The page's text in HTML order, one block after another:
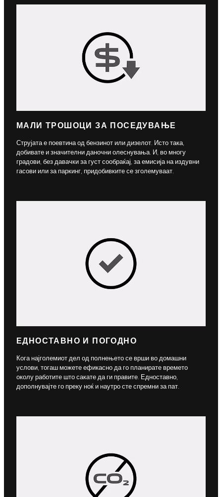
МАЛИ ТРОШОЦИ ЗА ПОСЕДУВАЊЕ
Струјата е поевтина од бензинот или дизелот. Исто така,
добивате и значителни даночни олеснувања. И, во многу
градови, без давачки за густ сообраќај, за емисија на издувни
гасови или за паркинг, придобивките се зголемуваат.
ЕДНОСТАВНО И ПОГОДНО
Кога најголемиот дел од полнењето се врши во домашни
услови, тогаш можете ефикасно да го планирате времето
околу работите што сакате да ги правите. Едноставно,
дополнувајте го преку ноќ и наутро сте спремни за пат.